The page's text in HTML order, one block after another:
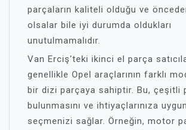
parçaların kaliteli olduğu ve
olsalar bile iyi durumda oldukları
unutulmamalıdır.
Van Erciş'teki ikinci el parça
genellikle Opel araçlarının farklı
bir dizi parçaya sahiptir. Bu, çeşitli
bulunmasını ve ihtiyaçlarınıza
seçmenizi sağlar. Örneğin, motor